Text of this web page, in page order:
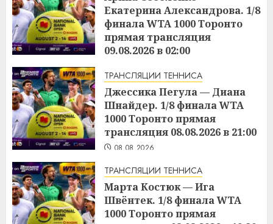
Екатерина Александрова. 1/8
финала WTA 1000 Торонто
прямая трансляция
09.08.2026 в 02:00
ТРАНСЛЯЦИИ ТЕННИСА
Джессика Пегула — Диана
Шнайдер. 1/8 финала WTA
1000 Торонто прямая
трансляция 08.08.2026 в 21:00
08.08.2026
ТРАНСЛЯЦИИ ТЕННИСА
Марта Костюк — Ига
Швёнтек. 1/8 финала WTA
1000 Торонто прямая